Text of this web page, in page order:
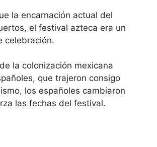
la encarnación actual del
el festival azteca era un
celebración.
la colonización mexicana
que trajeron consigo
los españoles cambiaron
las fechas del festival.